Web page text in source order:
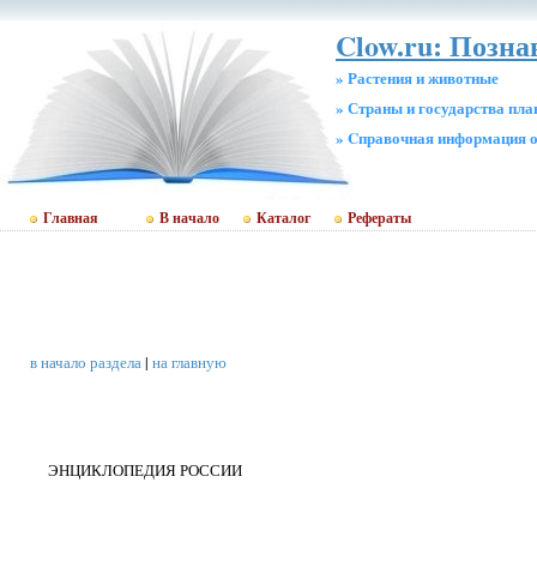
Clow.ru:
» Растения и животные
» Страны и государства
» Cправочная информация
Главная В начало Каталог Рефераты
в начало раздела| на главную
ЭНЦИКЛОПЕДИЯ РОССИИ